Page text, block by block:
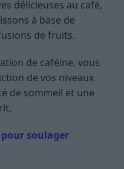
délicieuses au café,
à base de
de fruits.
de caféine, vous
de vos niveaux
de sommeil et une
soulager